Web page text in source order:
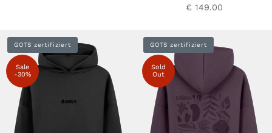
€ 149.00
GOTS zertifiziert
Sale
-30%
GOTS zertifiziert
Sold
Out